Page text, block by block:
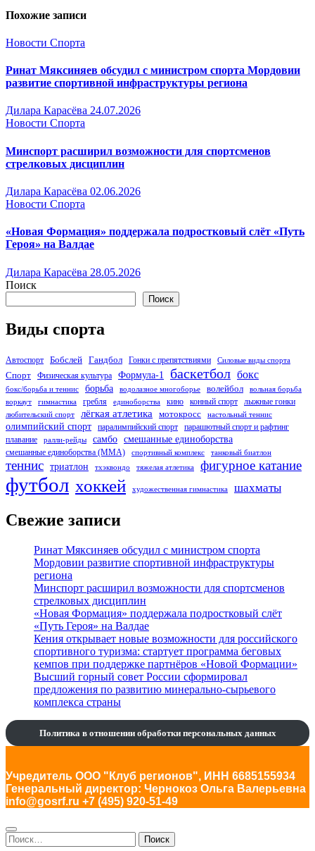
Похожие записи
Новости Спорта
Ринат Мяксиняев обсудил с министром спорта Мордовии
развитие спортивной инфраструктуры региона
Дилара Карасёва 24.07.2026
Новости Спорта
Минспорт расширил возможности для спортсменов
стрелковых дисциплин
Дилара Карасёва 02.06.2026
Новости Спорта
«Новая Формация» поддержала подростковый слёт «Путь
Героя» на Валдае
Дилара Карасёва 28.05.2026
Поиск
Поиск
Виды спорта
Автоспорт Бобслей Гандбол Гонки с препятствиями Силовые виды спорта
Спорт Физическая культура Формула-1 баскетбол бокс
бокс/борьба и теннис борьба водолазное многоборье волейбол
вольная борьба
воркаут
гимнастика гребля единоборства кино конный спорт лыжные гонки
любительский спорт лёгкая атлетика мотокросс настольный теннис
олимпийский спорт паралимпийский спорт
парашютный спорт и рафтинг
плавание
ралли-рейды самбо смешанные единоборства
смешанные единоборства (ММА) спортивный комплекс танковый биатлон
теннис триатлон тхэквондо тяжелая атлетика фигурное катание
футбол хоккей художественная гимнастика шахматы
Свежие записи
Ринат Мяксиняев обсудил с министром спорта
Мордовии развитие спортивной инфраструктуры
региона
Минспорт расширил возможности для спортсменов
стрелковых дисциплин
«Новая Формация» поддержала подростковый слёт
«Путь Героя» на Валдае
Кения открывает новые возможности для российского
спортивного туризма: стартует программа беговых
кемпов при поддержке партнёров «Новой Формации»
Высший горный совет России сформировал
предложения по развитию минерально-сырьевого
комплекса страны
Политика в отношении обработки персональных данных
Учредитель ООО "Клуб регионов", ИНН 6685155934
Генеральный директор: Чернокоз Ольга Валерьевна
info@gosrf.ru +7 (495) 920-51-49
Найти: